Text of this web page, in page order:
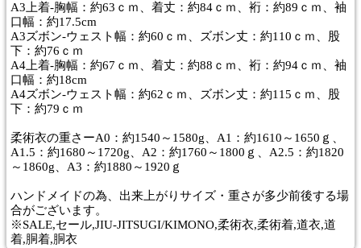
A3上着-胸幅：約63ｃｍ、着丈：約84ｃｍ、裄：約89ｃｍ、袖
口幅：約17.5cm
A3ズボン-ウェスト幅：約60ｃｍ、ズボン丈：約110ｃｍ、股
下：約76ｃｍ
A4上着-胸幅：約67ｃｍ、着丈：約88ｃｍ、裄：約94ｃｍ、袖
口幅：約18cm
A4ズボン-ウェスト幅：約62ｃｍ、ズボン丈：約115ｃｍ、股
下：約79ｃｍ
柔術衣の重さーA0：約1540～1580g、A1：約1610～1650ｇ、
A1.5：約1680～1720g、A2：約1760～1800ｇ、A2.5：約1820
～1860g、A3：約1880～1920ｇ
ハンドメイドの為、出来上がりサイズ・重さが多少前後する場
合がございます。
※SALE,セール,JIU-JITSUGI/KIMONO,柔術衣,柔術着,道衣,道
着,胴着,胴衣